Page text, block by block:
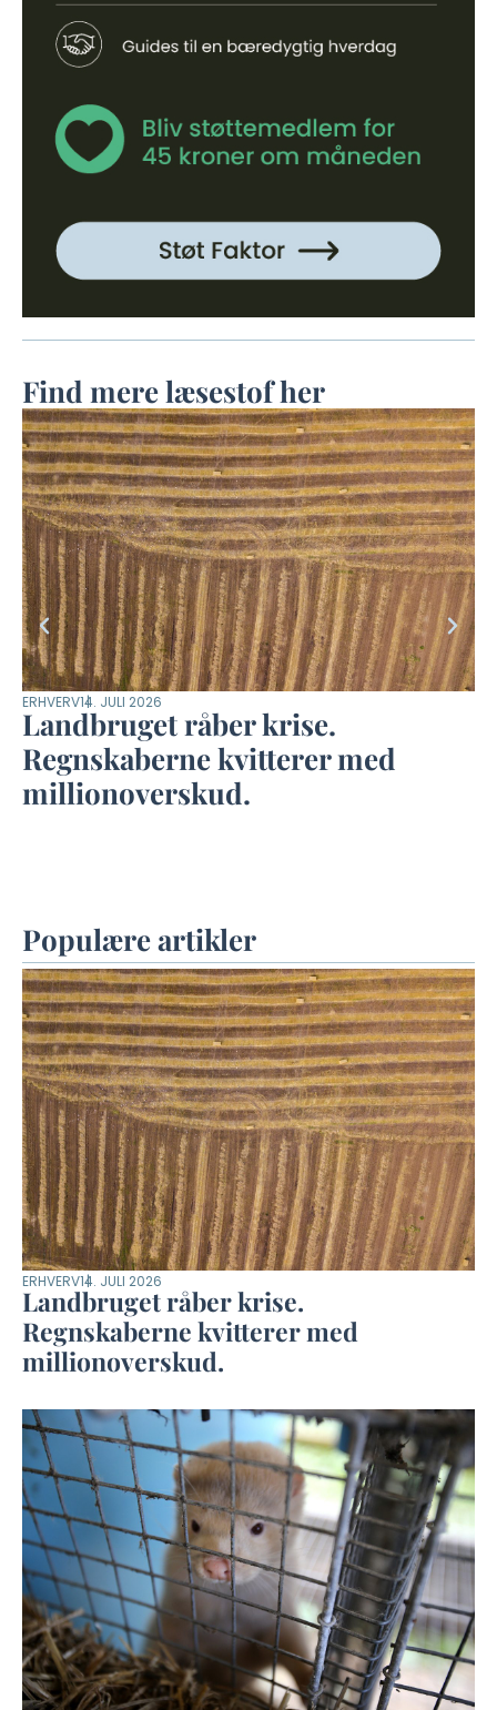
Find mere læsestof her
ERHVERV14. JULI 2026
Landbruget råber krise.
Regnskaberne kvitterer med
millionoverskud.
Populære artikler
ERHVERV14. JULI 2026
Landbruget råber krise.
Regnskaberne kvitterer med
millionoverskud.